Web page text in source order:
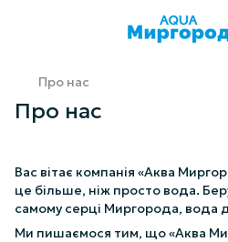
Про нас
Про нас
Вас вітає компанія «Аква
це більше, ніж просто вода.
самому серці Миргорода, вода
Ми пишаємося тим, що «Аква